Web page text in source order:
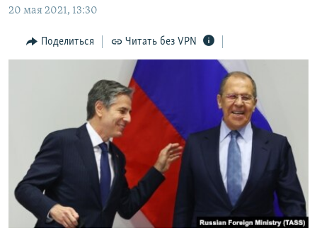
Вернутся
поиску
ИНТЕРАКТИВ
ИНФОГРАФИКА
ТЕЛЕПРОЕКТ КРЫМ.РЕАЛИИ
СОВЕТЫ ПРАВОЗАЩИТНИКОВ
ПРОПАВШИЕ БЕЗ ВЕСТИ
ПОБЕДИТЕЛЕЙ НЕ СУДЯТ?
КРЫМ.НЕПОКОРЕННЫЙ
ELIFBE
УКРАИНСКАЯ ПРОБЛЕМА КРЫМА
РАДІО СВОБОДА
КАК ОБОЙТИ БЛОКИРОВКУ
ПРИСОЕДИНЯЙТЕСЬ!
20 мая 2021, 13:30
Поделиться Читать без VPN